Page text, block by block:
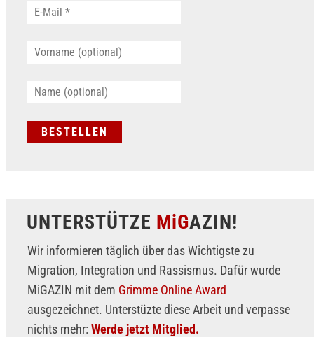
UNTERSTÜTZE MiGAZIN!
Wir informieren täglich über das Wichtigste zu
Migration, Integration und Rassismus. Dafür wurde
MiGAZIN mit dem Grimme Online Award
ausgezeichnet. Unterstüzte diese Arbeit und verpasse
nichts mehr: Werde jetzt Mitglied.